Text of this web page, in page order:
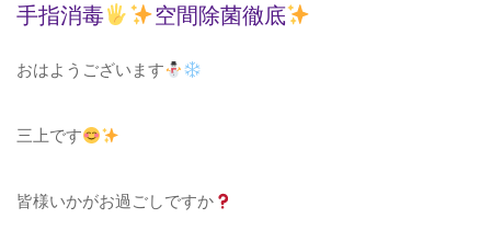
手指消毒 空間除菌徹底
おはようございます
三上です
皆様いかがお過ごしですか